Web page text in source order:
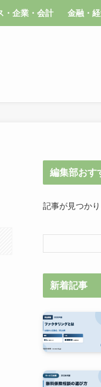
・企業・会計 金融・
編集部おす
記事が見つかり
新着記事